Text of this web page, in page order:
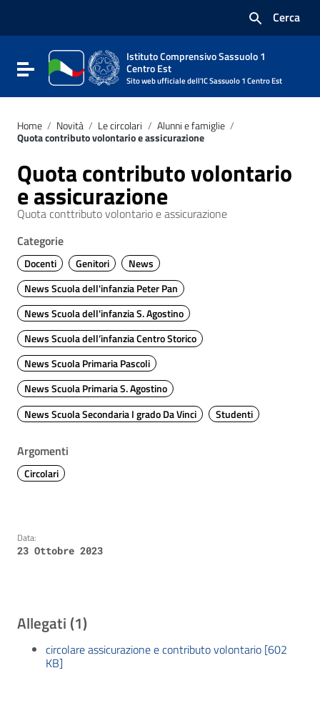
Vai al footer
Cerca
Attiva / disattiva la navigazione
Istituto Comprensivo Sassuolo 1
Centro Est
Sito web ufficiale dell'IC Sassuolo 1 Centro Est
Home / Novità / Le circolari / Alunni e famiglie /
Quota contributo volontario e assicurazione
Quota contributo volontario
e assicurazione
Quota conttributo volontario e assicurazione
Categorie
Docenti Genitori
News
News Scuola dell'infanzia Peter Pan
News Scuola dell'infanzia S. Agostino
News Scuola dell’infanzia Centro Storico
News Scuola Primaria Pascoli
News Scuola Primaria S. Agostino
News Scuola Secondaria I grado Da Vinci
Studenti
Argomenti
Circolari
Data:
23 Ottobre 2023
Allegati (1)
circolare assicurazione e contributo volontario [602
KB]